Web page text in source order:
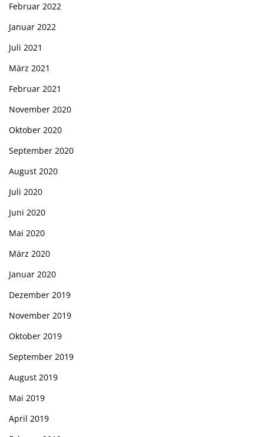
Februar 2022
Januar 2022
Juli 2021
März 2021
Februar 2021
November 2020
Oktober 2020
September 2020
August 2020
Juli 2020
Juni 2020
Mai 2020
März 2020
Januar 2020
Dezember 2019
November 2019
Oktober 2019
September 2019
August 2019
Mai 2019
April 2019